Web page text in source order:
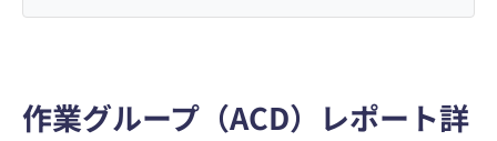
作業グループ（ACD）レポート詳